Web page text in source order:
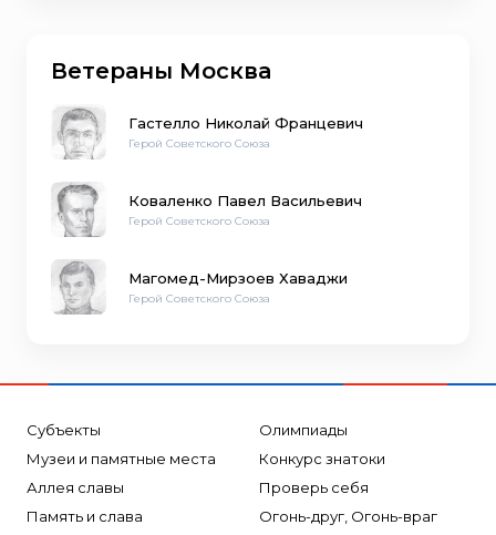
Ветераны Москва
Гастелло Николай Францевич
Герой Советского Союза
Коваленко Павел Васильевич
Герой Советского Союза
Магомед-Мирзоев Хаваджи
Герой Советского Союза
Субъекты
Музеи и памятные места
Аллея славы
Память и слава
Олимпиады
Конкурс знатоки
Проверь себя
Огонь-друг, Огонь-враг